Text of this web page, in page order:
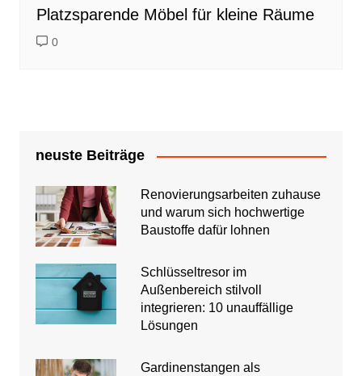
Platzsparende Möbel für kleine Räume
0
neuste Beiträge
Renovierungsarbeiten zuhause
und warum sich hochwertige
Baustoffe dafür lohnen
Schlüsseltresor im
Außenbereich stilvoll
integrieren: 10 unauffällige
Lösungen
Gardinenstangen als